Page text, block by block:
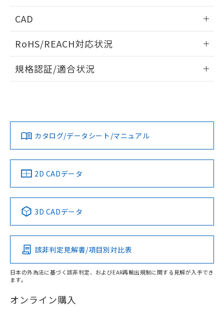
CAD
ドすることができます。
ログイン/会員登録
ダウンロードデータをご利用いただく前に、以下を必ずお読
みください。
ソフトウェアの使用条件
RoHS/REACH対応状況
EU RoHS 注意事項・凡例
対応済み
中国 RoHS 注意事項・凡例
Pb Hg Cd Cr(VI)
O
在庫等で未対応品が混在する可能性があります。
規格認証/適合状況
カタログ/データシート/マニュアル
2D CADデータ
3D CADデータ
該非判定見解書/項目別対比表
日本の外為法に基づく該非判定、およびEAR再輸出規制に関する見解が入手でき
ます。
オンライン購入
あります。
登録された部品リストについて、当社
および当社の共同利用者が、当社の製
品・サービスに関するお客様との取
引・商談に必要な範囲で利用すること
をご了承ください。
※当社の共同利用者とは、"個人情報
下記の非含有証明書をダウンロードするこ
とができます。
EU RoHS指令（10物質）の非含有証明書
ものではありません。
また、RoHS指令のフタル酸エステル類４
物質の対応では、対応完了までの期間は出
荷製品に未対応品が混在することから備考
欄に対応日を記載しておりました。
既に当社にて対応品への在庫切替を完了
「－」：未確認です。当社販売部門へお問